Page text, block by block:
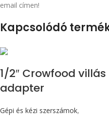
email címen!
Kapcsolódó
1/2″ Crowfood villás
adapter
Gépi és kézi szerszámok,